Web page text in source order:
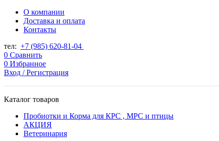
О компании
Доставка и оплата
Контакты
тел: +7 (985) 620-81-04
0 Сравнить
0 Избранное
Вход / Регистрация
Каталог товаров
Пробиотки и Корма для КРС , МРС и птицы
АКЦИЯ
Ветеринария